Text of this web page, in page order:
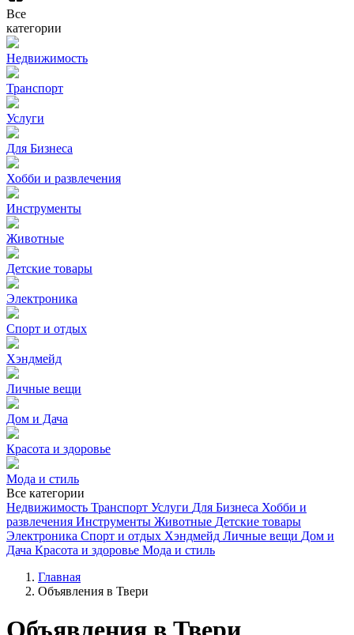
Все
категории
Недвижимость
Транспорт
Услуги
Для Бизнеса
Хобби и развлечения
Инструменты
Животные
Детские товары
Электроника
Спорт и отдых
Хэндмейд
Личные вещи
Дом и Дача
Красота и здоровье
Мода и стиль
Все категории
Недвижимость Транспорт Услуги Для Бизнеса Хобби и
развлечения Инструменты Животные Детские товары
Электроника Спорт и отдых Хэндмейд Личные вещи Дом и
Дача Красота и здоровье Мода и стиль
Главная
Объявления в Твери